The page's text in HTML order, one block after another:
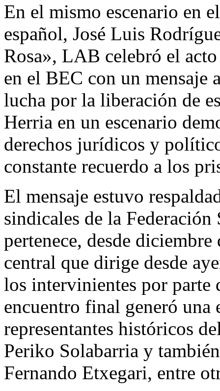
En el mismo escenario en
español, José Luis
Rosa», LAB celebró el
en el BEC con un mensaje
lucha por la liberación de
Herria en un escenario
derechos jurídicos y
constante recuerdo a los
El mensaje estuvo
sindicales de la
pertenece, desde
central que dirige desde
los intervinientes por parte
encuentro final generó
representantes históricos
Periko Solabarria y
Fernando Etxegari, entre